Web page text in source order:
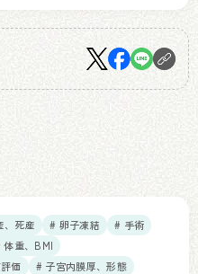
、死産 # 卵子凍結
# 手術
体重、BMI
価
# 子宮内膜厚、形態